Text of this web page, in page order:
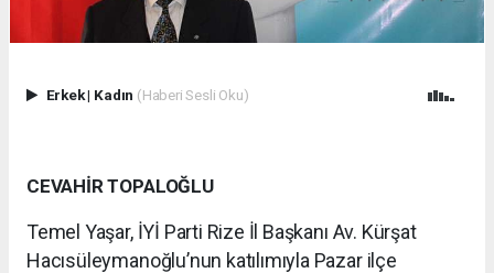
Erkek| Kadın (Haberi Sesli Oku)
CEVAHİR TOPALOĞLU
Temel Yaşar, İYİ Parti Rize İl Başkanı Av. Kürşat
Hacısüleymanoğlu’nun katılımıyla Pazar ilçe